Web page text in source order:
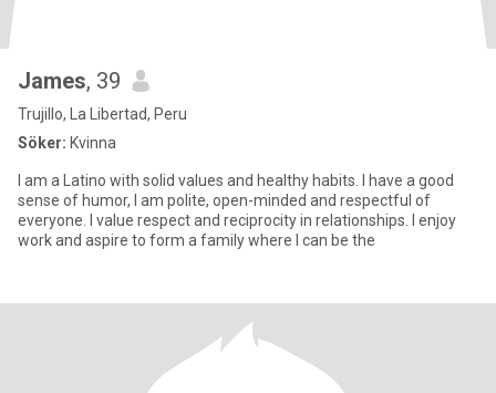
James, 39
Trujillo, La Libertad, Peru
Söker: Kvinna
I am a Latino with solid values ​​and healthy habits. I have a good
sense of humor, I am polite, open-minded and respectful of
everyone. I value respect and reciprocity in relationships. I enjoy
work and aspire to form a family where I can be the